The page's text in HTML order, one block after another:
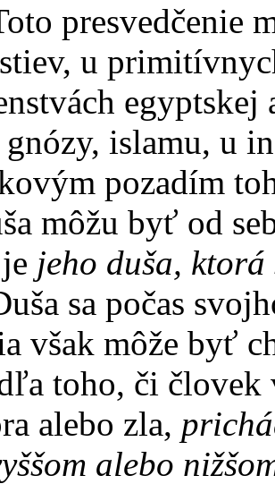
u
islamu, u
pozadím
môžu byť od
jeho duša,
sa počas
však môže byť
toho, či človek
alebo zla,
alebo